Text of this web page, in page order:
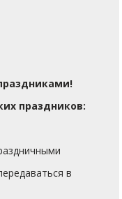
праздников:
в